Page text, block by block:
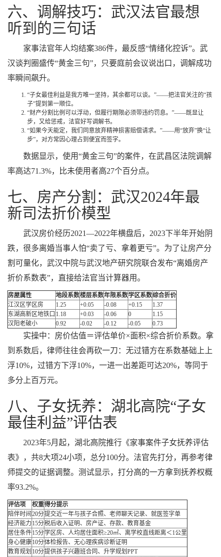
六、调解技巧：武汉法官最想
听到的三句话
家事法官年人均结案386件，最反感“情绪化控诉”。武
汉谈判圈盛传“黄金三句”，只要庭前会议说出口，调解成功
率瞬间飙升。
“子女最佳利益是我方唯一坚持，其余都可以谈。”——把法官关注的“孩
子”提到第一顺位。
“财产分割比例可以浮动，但履行期限必须带违约罚息。”——既显让
步，又给惩戒，法官好写调解书。
“如果今天能定，我们同意放弃精神损害赔偿请求。”——用“放弃”换“让
步”，对方常因心理占到便宜而签字。
数据显示，使用“黄金三句”的案件，在武昌区法院调解
率高达71.3%，比未使用者高27个百分点。
七、房产分割：武汉2024年最
新司法折价模型
武汉房价经历2021—2022年横盘后，2023下半年开始阴
跌，很多离婚当事人怕“卖了亏、拿着更亏”。为了让房产分
割可量化，武汉中院与武汉地产研究院联合发布“离婚房产
折价系数表”，直接给法官当计算器用。
房屋属性 地段系数楼层系数年限系数学区系数综合折价
江汉区学区房
1.25 +0.05 -0.08 +0.15
1.37
东湖高新区地铁口 1.18 +0.03 -0.06 0
1.15
汉阳老破小
0.92 -0.02 -0.12 -0.05 0.73
实操中：房价估值＝评估单价×面积×综合折价系数。拿
到系数后，律师往往会再砍一刀：无过错方在系数基础上上
浮10%，过错方下浮10%，一进一出差距可达20%，等同于
多分上百万元。
八、子女抚养：湖北高院“子女
最佳利益”评估表
2023年5月起，湖北高院推行《家事案件子女抚养评估
表》，共8大项24小项，总分100分。法官先打分，再参考律
师提交的证据调整。测试显示，打分高的一方拿到抚养权概
率93.2%。
评估项 权重得分提示
陪伴时间 20分提交近一年与孩子合照、老师聊天记录、就医签字单
经济能力 15分税后收入证明、房产证、存款、教育基金
居住条件15分学区房、人均居住面积≥20㎡、离学校直线距离＜1公里
身心健康10分体检报告、无心理疾病诊断证明
教育规划 10分提供孩子兴趣班合同、升学规划PPT